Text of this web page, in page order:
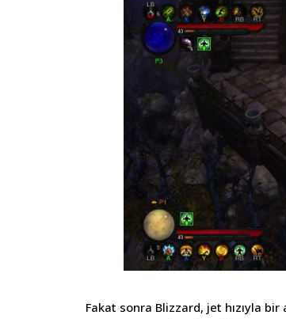
Fakat sonra Blizzard, jet hızıyla bir